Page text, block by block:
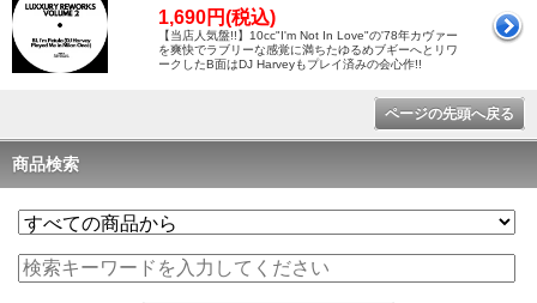
1,690円(税込)
【当店人気盤!!】10cc"I'm Not In Love"の'78年カヴァー
を爽快でラブリーな感覚に満ちたゆるめブギーへとリワ
ークしたB面はDJ Harveyもプレイ済みの会心作!!
ページの先頭へ戻る
商品検索